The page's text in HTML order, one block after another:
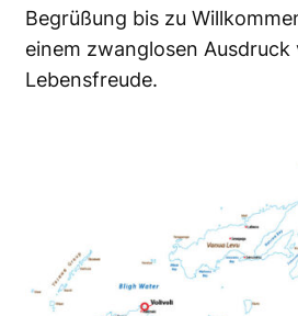
Begrüßung bis zu
einem zwanglosen Ausdruck
Lebensfreude.